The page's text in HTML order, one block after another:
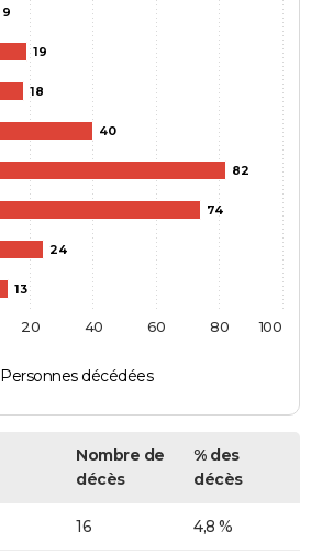
9
19
18
40
82
74
24
13
Personnes décédées
20 40 60 80 100
Nombre de
décès
% des
décès
16 4,8 %